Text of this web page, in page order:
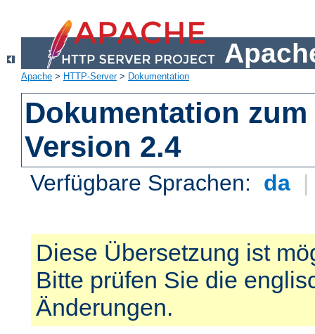
Apache > HTTP-Server> Dokumentation
Dokumentation zum
Version 2.4
Verfügbare Sprachen: da |
Diese Übersetzung ist
Bitte prüfen Sie die
Änderungen.